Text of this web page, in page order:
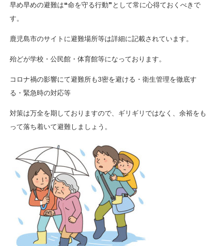
早め早めの避難は❝命を守る行動❞として常に心得ておくべきで
す。
鹿児島市のサイトに避難場所等は詳細に記載されています。
殆どが学校・公民館・体育館等になっております。
コロナ禍の影響にて避難所も3密を避ける・衛生管理を徹底す
る・緊急時の対応等
対策は万全を期しておりますので、ギリギリではなく、余裕をも
って落ち着いて避難しましょう。